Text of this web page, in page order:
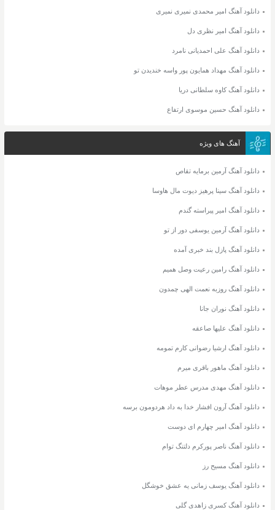
دانلود آهنگ امیر محمدی نمیری نمیری
دانلود آهنگ امیر نظری دل
دانلود آهنگ علی احمدیانی نامرد
دانلود آهنگ مهداد همایون پور واسه خندیدن تو
دانلود آهنگ کاوه سلطانی دریا
دانلود آهنگ حسین موسوی ارتفاع
آهنگ های ویژه
دانلود آهنگ آرمین برمایه تقاص
دانلود آهنگ سینا پرهیز دیوت مال هاوسا
دانلود آهنگ امیر پیراسته گندم
دانلود آهنگ آرمین یوسفی دور از تو
دانلود آهنگ پازل بند خبری آمده
دانلود آهنگ رامین رعیت وصل همیم
دانلود آهنگ روزبه نعمت الهی چمدون
دانلود آهنگ نوران جانا
دانلود آهنگ علیها صاعقه
دانلود آهنگ ارشیا رضوانی کارم تمومه
دانلود آهنگ ماهور باقری میرم
دانلود آهنگ مهدی مدرس عطر موهات
دانلود آهنگ آرون افشار خدا به داد هردومون برسه
دانلود آهنگ امیر چهارم ای دوست
دانلود آهنگ ناصر پورکرم دلتنگ توام
دانلود آهنگ مسیح رز
دانلود آهنگ یوسف زمانی یه عشق خوشگل
دانلود آهنگ کسری زاهدی گلی